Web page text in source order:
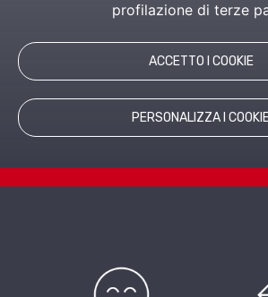
profilazione di terze
ACCETTO I COOKIE
PERSONALIZZA I
RICHIEDI INFORMAZIONI